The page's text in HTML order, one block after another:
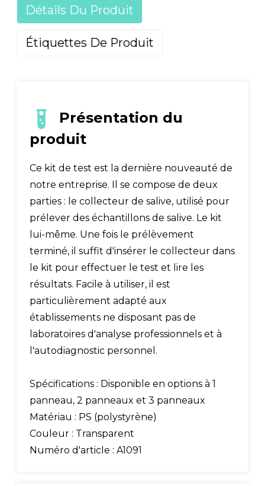
Détails Du Produit
Étiquettes De Produit
Présentation du
produit
Ce kit de test est la dernière nouveauté de
notre entreprise. Il se compose de deux
parties : le collecteur de salive, utilisé pour
prélever des échantillons de salive. Le kit
lui-même. Une fois le prélèvement
terminé, il suffit d'insérer le collecteur dans
le kit pour effectuer le test et lire les
résultats. Facile à utiliser, il est
particulièrement adapté aux
établissements ne disposant pas de
laboratoires d'analyse professionnels et à
l'autodiagnostic personnel.
Spécifications : Disponible en options à 1
panneau, 2 panneaux et 3 panneaux
Matériau : PS (polystyrène)
Couleur : Transparent
Numéro d'article : A1091